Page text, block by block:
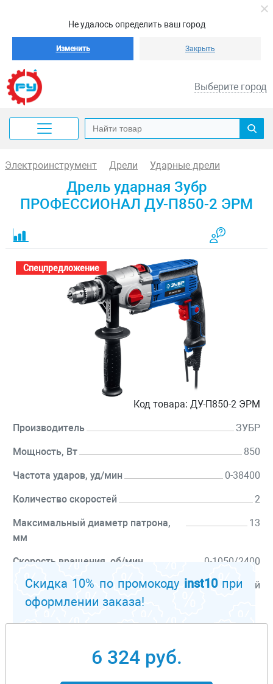
Не удалось определить ваш город
Изменить Закрыть
Выберите город
Электроинструмент Дрели Ударные дрели
Дрель ударная Зубр
ПРОФЕССИОНАЛ ДУ-П850-2 ЭРМ
Спецпредложение
Код товара: ДУ-П850-2 ЭРМ
Производитель ЗУБР
Мощность, Вт 850
Частота ударов, уд/мин 0-38400
Количество скоростей 2
Максимальный диаметр патрона,
мм
13
Скорость вращения, об/мин 0-1050/2400
Тип патрона ключевой
Перейти к описанию
Скидка 10% по промокоду inst10при
оформлении заказа!
6 324 руб.